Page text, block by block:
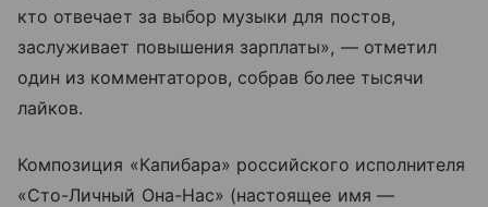
кто отвечает за выбор музыки для постов,
заслуживает повышения зарплаты», — отметил
один из комментаторов, собрав более тысячи
лайков.
Композиция «Капибара» российского исполнителя
«Сто-Личный Она-Нас» (настоящее имя —